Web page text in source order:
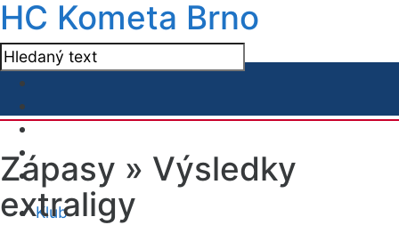
HC Kometa Brno
Klub
Zápasy » Výsledky
extraligy